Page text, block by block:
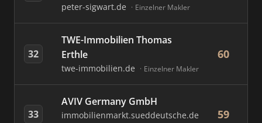
peter-sigwart.de Einzelner Makler
32
TWE-Immobilien Thomas
Erthle
twe-immobilien.de Einzelner Makler
60
33
AVIV Germany GmbH
immobilienmarkt.sueddeutsche.de 59